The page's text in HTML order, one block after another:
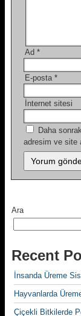
Ad *
E-posta *
İnternet sitesi
Daha
adresim ve site
Ara
Recent
İnsanda Üreme
Hayvanlarda
Çiçekli Bitkilerde